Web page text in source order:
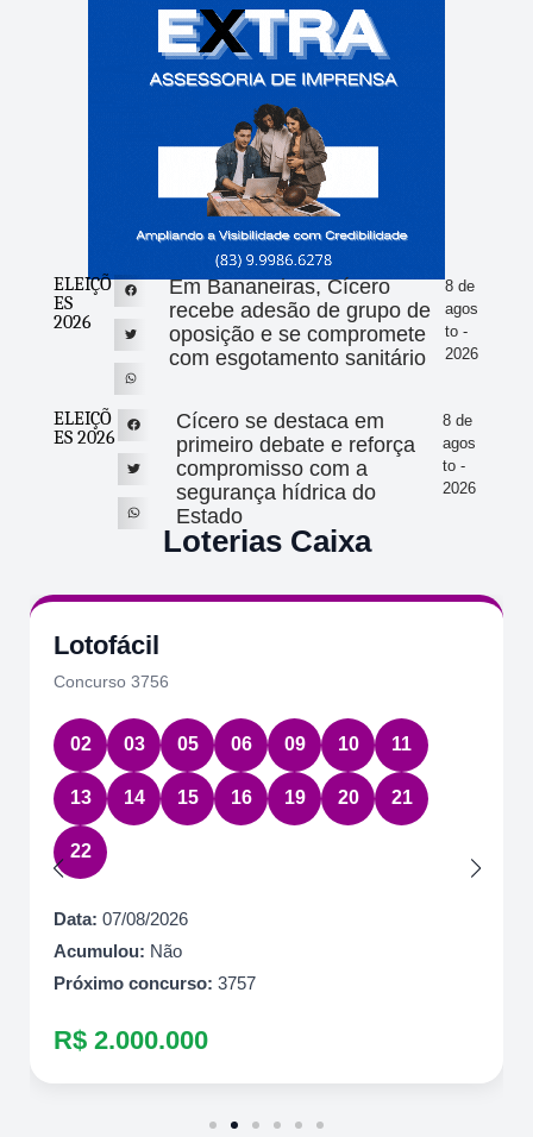
ELEIÇÕ
ES
2026
Em Bananeiras, Cícero
recebe adesão de grupo de
oposição e se compromete
com esgotamento sanitário
8 de
agos
to -
2026
ELEIÇÕ
ES 2026
Cícero se destaca em
primeiro debate e reforça
compromisso com a
segurança hídrica do
Estado
8 de
agos
to -
2026
Loterias Caixa
Lotofácil
Concurso 3756
02 03 05 06 09 10 11
13 14 15 16 19 20 21
22
Data: 07/08/2026
Acumulou: Não
Próximo concurso: 3757
R$ 2.000.000